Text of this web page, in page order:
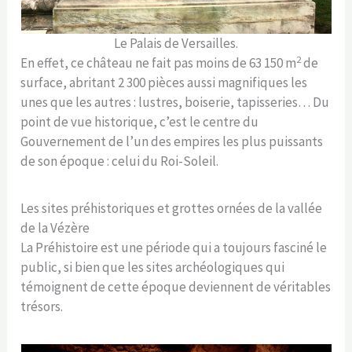
Le Palais de Versailles.
En effet, ce château ne fait pas moins de 63 150 m2de
surface, abritant 2 300 pièces aussi magnifiques les
unes que les autres : lustres, boiserie, tapisseries… Du
point de vue historique, c’est le centre du
Gouvernement de l’un des empires les plus puissants
de son époque : celui du Roi-Soleil.
Les sites préhistoriques et grottes ornées de la vallée
de la Vézère
La Préhistoire est une période qui a toujours fasciné le
public, si bien que les sites archéologiques qui
témoignent de cette époque deviennent de véritables
trésors.